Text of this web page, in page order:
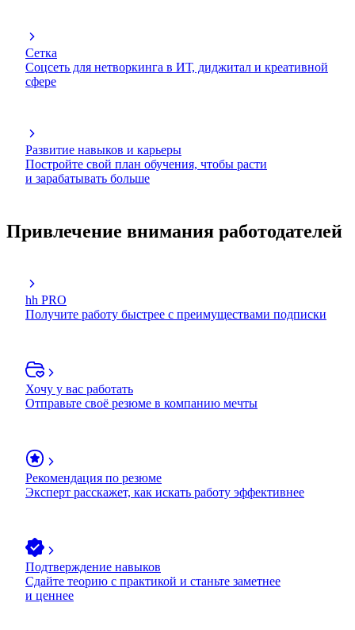
Сетка
Соцсеть для нетворкинга в ИТ, диджитал и креативной
сфере
Развитие навыков и карьеры
Постройте свой план обучения, чтобы расти
и зарабатывать больше
Привлечение внимания работодателей
hh PRO
Получите работу быстрее с преимуществами подписки
Хочу у вас работать
Отправьте своё резюме в компанию мечты
Рекомендация по резюме
Эксперт расскажет, как искать работу эффективнее
Подтверждение навыков
Сдайте теорию с практикой и станьте заметнее
и ценнее